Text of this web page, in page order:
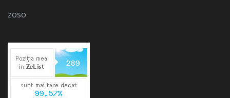
zoso